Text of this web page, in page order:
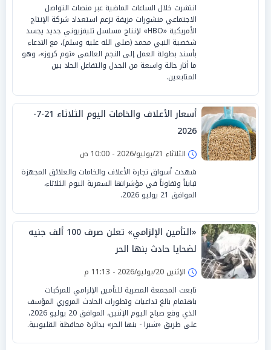
انتشرت خلال الساعات الماضية عبر منصات التواصل
الاجتماعي منشورات مزيفة تزعم استعداد شركة الإنتاج
الأمريكية «HBO» لإنتاج مسلسل تليفزيوني جديد يجسد
شخصية النبي محمد (صلى الله عليه وسلم)، مع الادعاء
بأسند بطولة العمل إلى النجم العالمي «توم كروز»، وهو
ما أثار حالة واسعة من الجدل والتفاعل الحاد بين
المتابعين.
أسعار الأعلاف والخامات اليوم الثلاثاء 21-7-
2026
الثلاثاء 21/يوليو/2026 - 10:00 ص
شهدت أسواق تجارة الأعلاف والخامات والعلائق المجهزة
تبايناً وتفاوتاً في مؤشراتها السعرية اليوم الثلاثاء،
الموافق 21 يوليو 2026.
«التأمين الإلزامي» تعلن صرف 100 ألف جنيه
لضحايا حادث بنها الحر
الإثنين 20/يوليو/2026 - 11:13 م
تابعت المجمعة المصرية للتأمين الإلزامي للمركبات
باهتمام بالغ تداعيات وتطورات الحادث المروري المؤسف
الذي وقع صباح اليوم الإثنين، الموافق 20 يوليو 2026،
على طريق «شبرا - بنها الحر» بدائرة محافظة القليوبية.